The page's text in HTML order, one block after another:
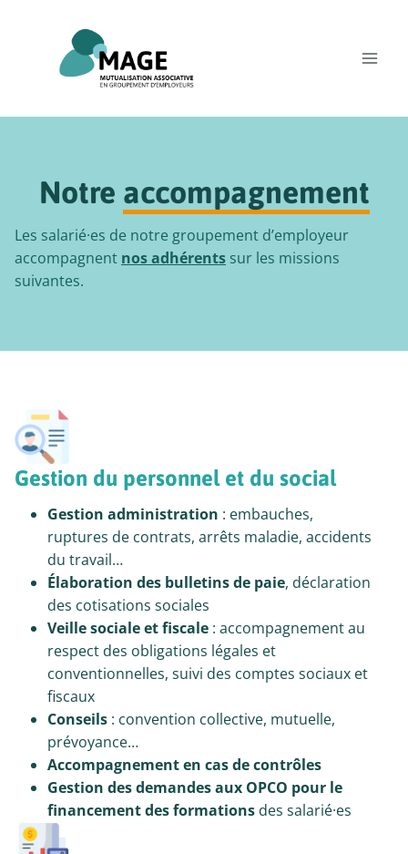
Notre accompagnement
Les salarié·es de notre groupement d’employeur
accompagnent nos adhérents sur les missions
suivantes.
Gestion du personnel et du social
Gestion administration : embauches,
ruptures de contrats, arrêts maladie, accidents
du travail…
Élaboration des bulletins de paie, déclaration
des cotisations sociales
Veille sociale et fiscale : accompagnement au
respect des obligations légales et
conventionnelles, suivi des comptes sociaux et
fiscaux
Conseils : convention collective, mutuelle,
prévoyance…
Accompagnement en cas de contrôles
Gestion des demandes aux OPCO pour le
financement des formations des salarié·es